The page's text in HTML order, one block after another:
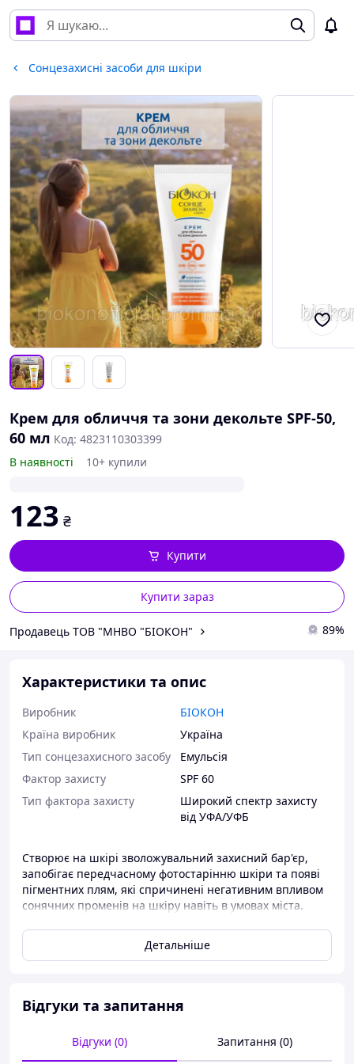
Сонцезахисні засоби для шкіри
Крем для обличчя та зони декольте SPF-50,
60 мл Код: 4823110303399
В наявності
10+ купили
123 ₴
Купити зараз
Купити
Продавець ТОВ "МНВО "БІОКОН" 89%
Характеристики та опис
Виробник
БІОКОН
Країна виробник
Україна
Тип сонцезахисного засобу
Емульсія
Фактор захисту
SPF 60
Тип фактора захисту
Широкий спектр захисту
від УФА/УФБ
Створює на шкірі зволожувальний захисний бар'єр,
запобігає передчасному фотостарінню шкіри та появі
пігментних плям, які спричинені негативним впливом
сонячних променів на шкіру навіть в умовах міста.
Швидко поглинається. Невидимий на шкірі.
Гіалуронова кислота та рослинний колаген сприяють
зону декольте перед виходом на вулицю. Можна
Детальніше
Відгуки та запитання
Відгуки (0) Запитання (0)